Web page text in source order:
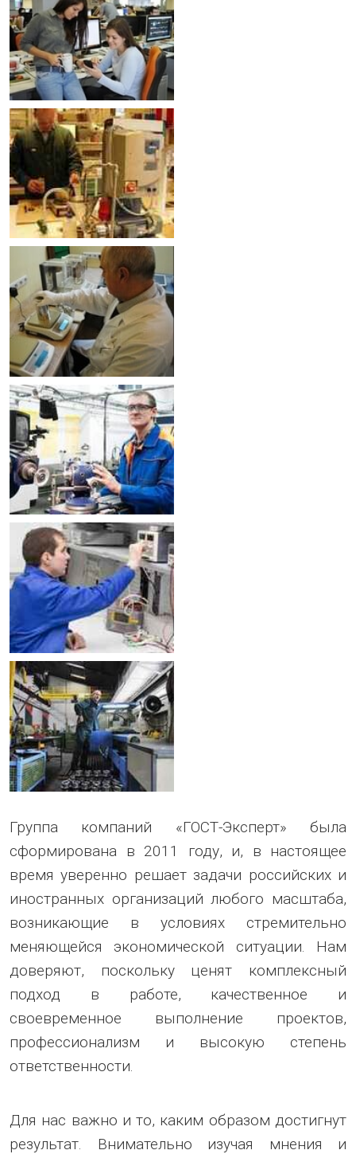
Группа компаний «ГОСТ-Эксперт» была
сформирована в 2011 году, и, в настоящее
время уверенно решает задачи российских и
иностранных организаций любого масштаба,
возникающие в условиях стремительно
меняющейся экономической ситуации. Нам
доверяют, поскольку ценят комплексный
подход в работе, качественное и
своевременное выполнение проектов,
профессионализм и высокую степень
ответственности.
Для нас важно и то, каким образом достигнут
результат. Внимательно изучая мнения и